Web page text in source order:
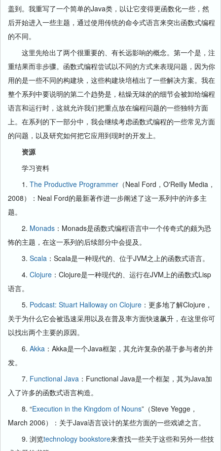
盖到。我重写了一个简单的Java类，以让它变得更函数化一些，然
后开始进入一些主题，通过使用传统的命令式语言来突出函数式编程
的不同。
这里先给出了两个很重要的、有长远影响的概念。第一个是，注
重结果而非步骤。函数式编程尝试以不同的方式来表现问题，因为你
用的是一些不同的构建块，这些构建块培植出了一些解决方案。我在
整个系列中要说明的第二个趋势是，枯燥无味的的细节会被卸给编程
语言和运行时，这就允许我们把重点放在编程问题的一些独特方面
上。在系列的下一部分中，我会继续考虑函数式编程的一些常见方面
的问题，以及研究如何把它应用到现时的开发上。
资源
学习资料
1. The Productive Programmer （Neal Ford，O'Reilly Media，
2008）：Neal Ford的最新著作进一步阐述了这一系列中的许多主
题。
2. Monads ：Monads是函数式编程语言中一个传奇式的颇为恐
怖的主题，在这一系列的后续部分中会提及。
3. Scala ：Scala是一种现代的、位于JVM之上的函数式语言。
4. Clojure ：Clojure是一种现代的、运行在JVM上的函数式Lisp
语言。
5. Podcast: Stuart Halloway on Clojure ：更多地了解Clojure，
关于为什么它会被迅速采用以及在普及率方面快速飙升，在这里你可
以找出两个主要的原因。
6. Akka ：Akka是一个Java框架，其允许复杂的基于参与者的并
发。
7. Functional Java ：Functional Java是一个框架，其为Java加
入了许多的函数式语言构造。
8. “Execution in the Kingdom of Nouns”（Steve Yegge，
March 2006）：关于Java语言设计的某些方面的一些戏谑之言。
9. 浏览technology bookstore来查找一些关于这些和另外一些技